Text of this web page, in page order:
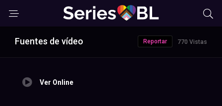
Fuentes de vídeo 770 Vistas
Reportar
Ver Online